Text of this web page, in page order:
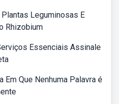
Leguminosas E
Rhizobium
Essenciais Assinale
Em Que Nenhuma Palavra é